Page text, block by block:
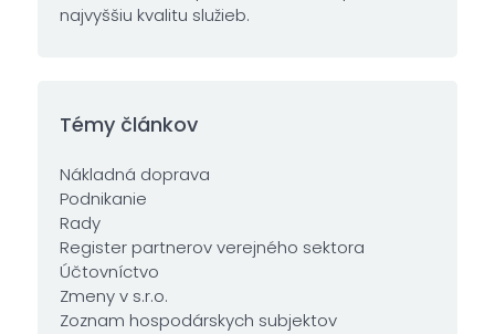
najvyššiu kvalitu služieb.
Témy článkov
Nákladná doprava
Podnikanie
Rady
Register partnerov verejného sektora
Účtovníctvo
Zmeny v s.r.o.
Zoznam hospodárskych subjektov